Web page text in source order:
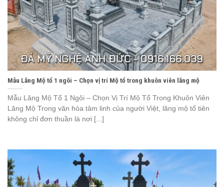
Mẫu Lăng Mộ tổ 1 ngôi – Chọn vị trí Mộ tổ trong khuôn viên lăng mộ
Mẫu Lăng Mộ Tổ 1 Ngôi – Chọn Vị Trí Mộ Tổ Trong Khuôn Viên
Lăng Mộ Trong văn hóa tâm linh của người Việt, lăng mộ tổ tiên
không chỉ đơn thuần là nơi [...]